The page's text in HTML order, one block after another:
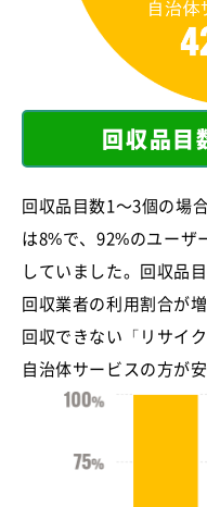
回収品目
回収品目数1～3個の場
は8%で、92%のユーザ
していました。回収品
回収業者の利用割合が
回収できない「リサイ
自治体サービスの方が